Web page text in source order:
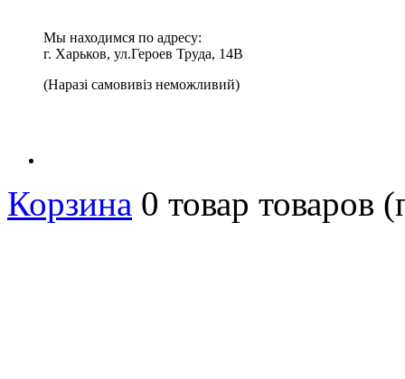
Мы находимся по адресу:
г. Харьков, ул.Героев Труда, 14В
(Наразі самовивіз неможливий)
Корзина 0 товар товаров